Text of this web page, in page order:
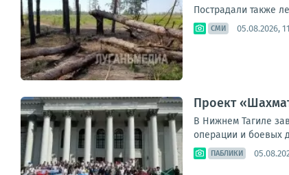
Пострадали также
СМИ 05.08.2026,
Проект
В Нижнем Тагиле
операции и боевых
ПАБЛИКИ